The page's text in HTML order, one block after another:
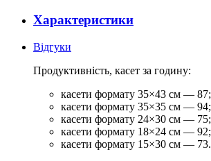
Характеристики
Відгуки
Продуктивність, касет за годину:
касети формату 35×43 см — 87;
касети формату 35×35 см — 94;
касети формату 24×30 см — 75;
касети формату 18×24 см — 92;
касети формату 15×30 см — 73.